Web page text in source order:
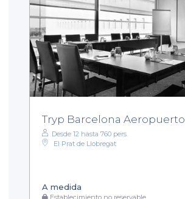
Tryp Barcelona Aeropuerto
Desde 12 hasta 760 pers.
El Prat de Llobregat
A medida
Establecimiento no reservable